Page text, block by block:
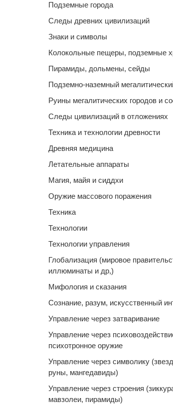
Подземные города
Следы древних цивилизаций
Знаки и символы
Колокольные пещеры, подземные
Пирамиды, дольмены, сейды
Подземно-наземный
Руины мегалитических городов и
Следы цивилизаций в отложениях
Техника и технологии древности
Древняя медицина
Летательные аппараты
Магия, майя и сиддхи
Оружие массового поражения
Техника
Технологии
Технологии управления
Глобализация (мировое
иллюминаты и др,)
Мифология и сказания
Сознание, разум, искусственный
Управление через затваривание
Управление через
психотронное оружие
Управление через символику
руны, мангедавиды)
Управление через строения
мавзолеи, пирамиды)